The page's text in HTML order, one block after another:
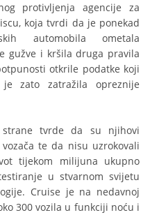
protivljenja agencije za
koja tvrdi da je ponekad
automobila ometala
gužve i kršila druga pravila
otkrile podatke koji
je zato zatražila opreznije
tvrde da su njihovi
te da nisu uzrokovali
tijekom milijuna ukupno
u stvarnom svijetu
Cruise je na nedavnoj
300 vozila u funkciji noću i